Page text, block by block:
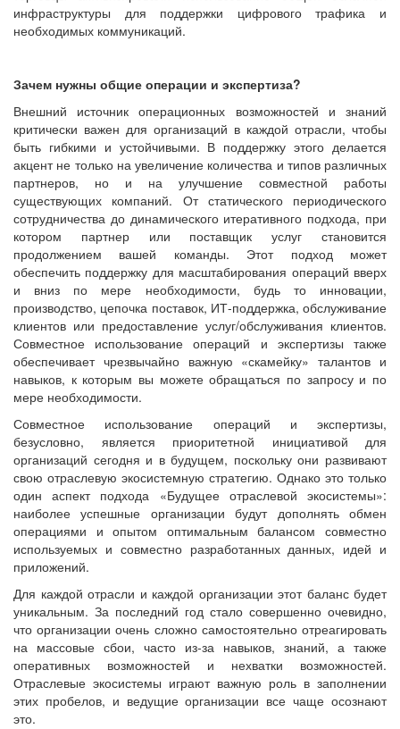
инфраструктуры для поддержки цифрового трафика и
необходимых коммуникаций.
Зачем нужны общие операции и экспертиза?
Внешний источник операционных возможностей и знаний
критически важен для организаций в каждой отрасли, чтобы
быть гибкими и устойчивыми. В поддержку этого делается
акцент не только на увеличение количества и типов различных
партнеров, но и на улучшение совместной работы
существующих компаний. От статического периодического
сотрудничества до динамического итеративного подхода, при
котором партнер или поставщик услуг становится
продолжением вашей команды. Этот подход может
обеспечить поддержку для масштабирования операций вверх
и вниз по мере необходимости, будь то инновации,
производство, цепочка поставок, ИТ-поддержка, обслуживание
клиентов или предоставление услуг/обслуживания клиентов.
Совместное использование операций и экспертизы также
обеспечивает чрезвычайно важную «скамейку» талантов и
навыков, к которым вы можете обращаться по запросу и по
мере необходимости.
Совместное использование операций и экспертизы,
безусловно, является приоритетной инициативой для
организаций сегодня и в будущем, поскольку они развивают
свою отраслевую экосистемную стратегию. Однако это только
один аспект подхода «Будущее отраслевой экосистемы»:
наиболее успешные организации будут дополнять обмен
операциями и опытом оптимальным балансом совместно
используемых и совместно разработанных данных, идей и
приложений.
Для каждой отрасли и каждой организации этот баланс будет
уникальным. За последний год стало совершенно очевидно,
что организации очень сложно самостоятельно отреагировать
на массовые сбои, часто из-за навыков, знаний, а также
оперативных возможностей и нехватки возможностей.
Отраслевые экосистемы играют важную роль в заполнении
этих пробелов, и ведущие организации все чаще осознают
это.